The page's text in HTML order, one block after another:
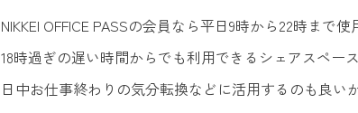
NIKKEI OFFICE PASSの会員なら平日9時から22時まで使
18時過ぎの遅い時間からでも利用できるシェアスペー
日中お仕事終わりの気分転換などに活用するのも良い